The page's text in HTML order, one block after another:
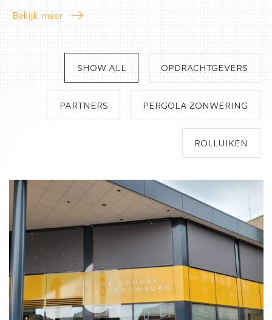
Bekijk meer
SHOW ALL OPDRACHTGEVERS
PARTNERS PERGOLA ZONWERING
ROLLUIKEN